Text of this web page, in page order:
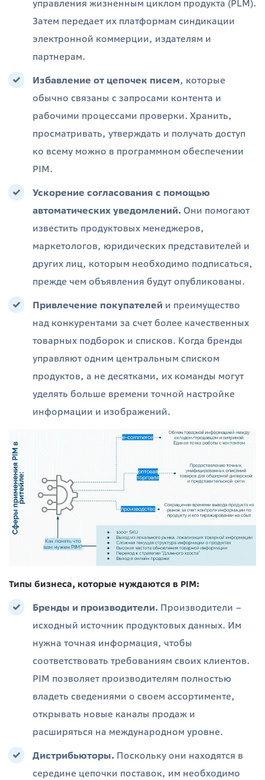
управления жизненным циклом продукта (PLM).
Затем передает их платформам синдикации
электронной коммерции, издателям и
партнерам.
Избавление от цепочек писем, которые
обычно связаны с запросами контента и
рабочими процессами проверки. Хранить,
просматривать, утверждать и получать доступ
ко всему можно в программном обеспечении
PIM.
Ускорение согласования с помощью
автоматических уведомлений. Они помогают
известить продуктовых менеджеров,
маркетологов, юридических представителей и
других лиц, которым необходимо подписаться,
прежде чем объявления будут опубликованы.
Привлечение покупателей и преимущество
над конкурентами за счет более качественных
товарных подборок и списков. Когда бренды
управляют одним центральным списком
продуктов, а не десятками, их команды могут
уделять больше времени точной настройке
информации и изображений.
Типы бизнеса, которые нуждаются в PIM:
Бренды и производители. Производители –
исходный источник продуктовых данных. Им
нужна точная информация, чтобы
соответствовать требованиям своих клиентов.
PIM позволяет производителям полностью
владеть сведениями о своем ассортименте,
открывать новые каналы продаж и
расширяться на международном уровне.
Дистрибьюторы. Поскольку они находятся в
середине цепочки поставок, им необходимо